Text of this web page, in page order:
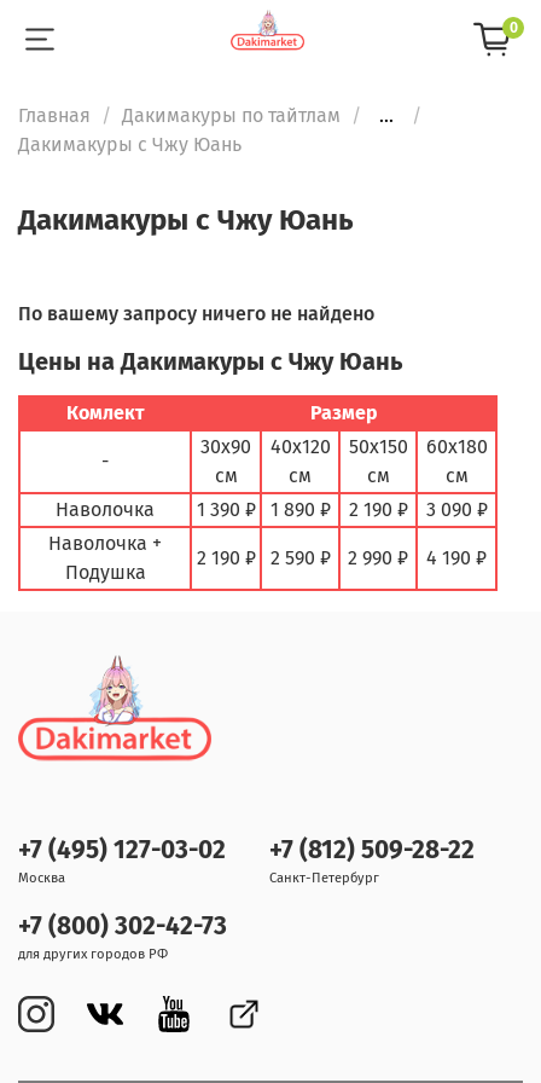
0
Главная Дакимакуры по тайтлам
...
Дакимакуры с Чжу Юань
Дакимакуры с Чжу Юань
По вашему запросу ничего не найдено
Цены на Дакимакуры с Чжу Юань
Комлект Размер
-
30х90
см
40х120
см
50х150
см
60х180
см
Наволочка
1 390 ₽ 1 890 ₽ 2 190 ₽
3 090 ₽
Наволочка +
Подушка
2 190 ₽ 2 590 ₽ 2 990 ₽ 4 190 ₽
+7 (495) 127-03-02
Москва
+7 (812) 509-28-22
Санкт-Петербург
+7 (800) 302-42-73
для других городов РФ